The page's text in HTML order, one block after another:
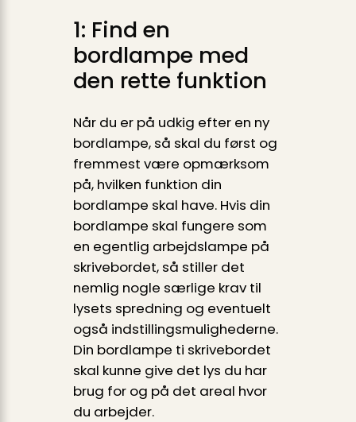
1: Find en
bordlampe med
den rette funktion
Når du er på udkig efter en ny
bordlampe, så skal du først og
fremmest være opmærksom
på, hvilken funktion din
bordlampe skal have. Hvis din
bordlampe skal fungere som
en egentlig arbejdslampe på
skrivebordet, så stiller det
nemlig nogle særlige krav til
lysets spredning og eventuelt
også indstillingsmulighederne.
Din bordlampe ti skrivebordet
skal kunne give det lys du har
brug for og på det areal hvor
du arbejder.